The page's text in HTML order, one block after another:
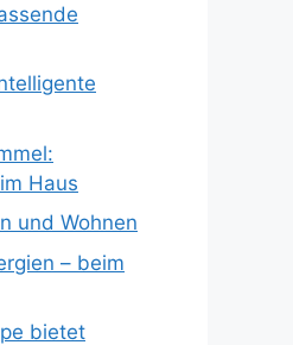
Haus
und Wohnen
– beim
bietet